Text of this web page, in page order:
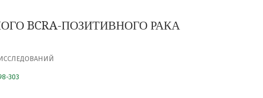
BCRA-ПОЗИТИВНОГО РАКА
303